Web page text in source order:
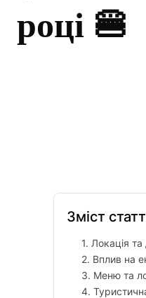
році 🍔
Зміст
1. Локація
2. Вплив на
3. Меню та
4.